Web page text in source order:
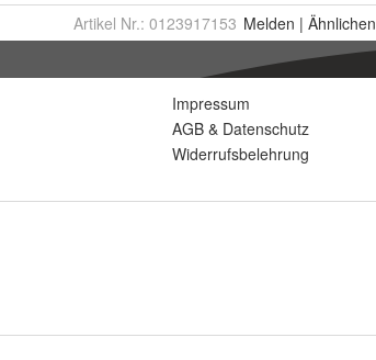
Artikel Nr.: 0123917153 Melden | Ähnlichen
Impressum
AGB & Datenschutz
Widerrufsbelehrung